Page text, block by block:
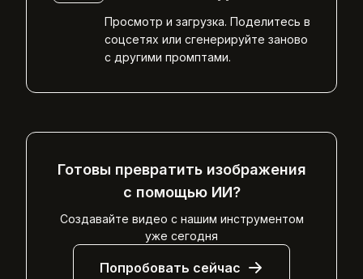
Просмотр и загрузка. Поделитесь в
соцсетях или сгенерируйте заново
с другими промптами.
Готовы превратить изображения
с помощью ИИ?
Создавайте видео с нашим инструментом
уже сегодня
Попробовать сейчас